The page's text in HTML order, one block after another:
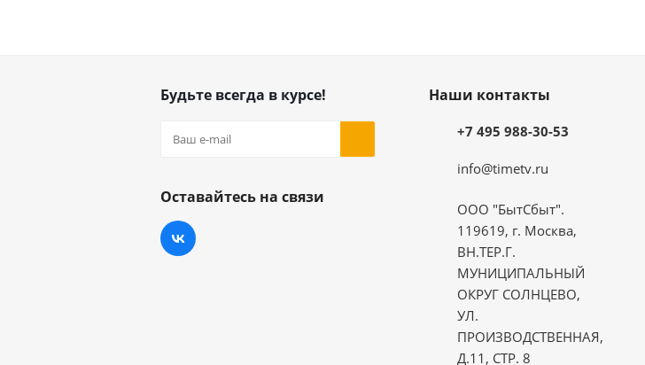
Будьте всегда в курсе!
Оставайтесь на связи
Наши контакты
+7 495 988-30-53
info@timetv.ru
ООО "БытСбыт".
119619, г. Москва,
ВН.ТЕР.Г.
МУНИЦИПАЛЬНЫЙ
ОКРУГ СОЛНЦЕВО,
УЛ.
ПРОИЗВОДСТВЕННАЯ,
Д.11, СТР. 8